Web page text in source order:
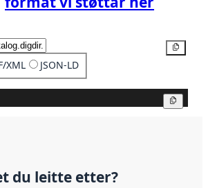
XML JSON-LD
du leitte etter?